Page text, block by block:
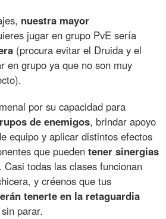
nuestra mayor
jugar en grupo PvE sería
(procura evitar el Druida y el
en grupo ya que no son muy
por su capacidad para
de enemigos, brindar apoyo
equipo y aplicar distintos efectos
que puedentener sinergias
todas las clases funcionan
y créenos que tus
tenerte en la retaguardia
parar.